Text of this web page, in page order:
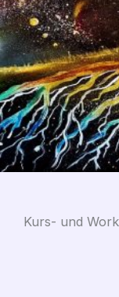
Kurs- und